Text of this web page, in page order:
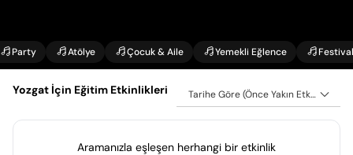
Party Atölye Çocuk & Aile Yemekli Eğlence Festival
Yozgat İçin Eğitim Etkinlikleri Tarihe Göre (Önce Yakın Etkinlikler)
Aramanızla eşleşen herhangi bir etkinlik